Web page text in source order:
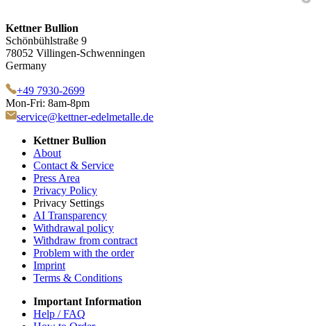
Kettner Bullion
Schönbühlstraße 9
78052 Villingen-Schwenningen
Germany
+49 7930-2699
Mon-Fri: 8am-8pm
service@kettner-edelmetalle.de
Kettner Bullion
About
Contact & Service
Press Area
Privacy Policy
Privacy Settings
AI Transparency
Withdrawal policy
Withdraw from contract
Problem with the order
Imprint
Terms & Conditions
Important Information
Help / FAQ